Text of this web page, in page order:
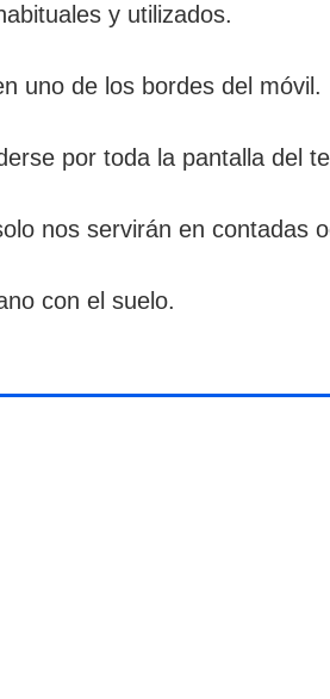
y utilizados.
uno de los bordes del móvil.
por toda la pantalla del
nos servirán en contadas
con el suelo.